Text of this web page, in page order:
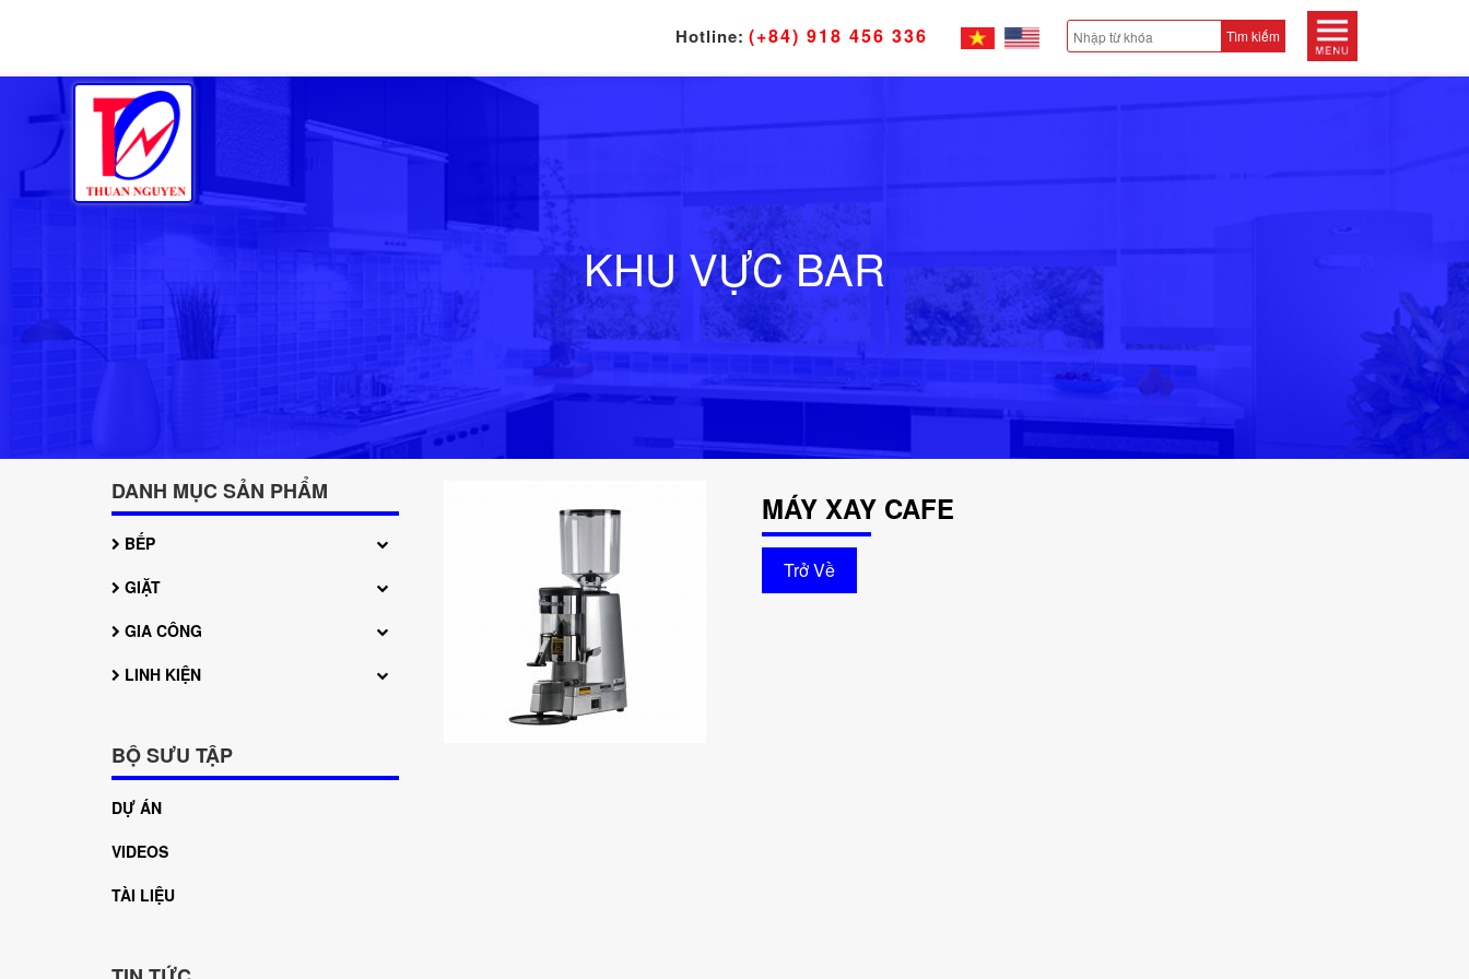
Tìm kiếm
Hotline: (+84) 918 456 336
KHU VỰC BAR
DANH MỤC SẢN PHẨM
BẾP
GIẶT
GIA CÔNG
LINH KIỆN
BỘ SƯU TẬP
DỰ ÁN
VIDEOS
TÀI LIỆU
MÁY XAY CAFE
Trở Về